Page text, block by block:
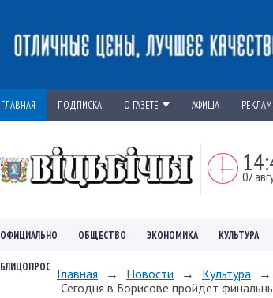
ГЛАВНАЯ ПОДПИСКА О ГАЗЕТЕ АФИША
07
ОФИЦИАЛЬНО ОБЩЕСТВО ЭКОНОМИКА КУЛЬТУРА
БЛИЦОПРОС Главная → Новости → Культура →
Сегодня в Борисове пройдет